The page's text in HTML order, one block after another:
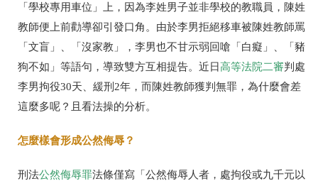
「學校專用車位」上，因為李姓男子並非學校的教職員，陳姓
教師便上前勸導卻引發口角。由於李男拒絕移車被陳姓教師罵
「文盲」、「沒家教」，李男也不甘示弱回嗆「白癡」、「豬
狗不如」等語句，導致雙方互相提告。近日高等法院二審判處
李男拘役30天、緩刑 2年，而陳姓教師獲判無罪，為什麼會差
這麼多呢？且看法操的分析。
怎麼樣會形成公然侮辱？
刑法公然侮辱罪法條僅寫「公然侮辱人者，處拘役或九千元以